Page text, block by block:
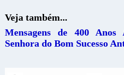
Veja também...
Mensagens de 400 Anos
Senhora do Bom Sucesso